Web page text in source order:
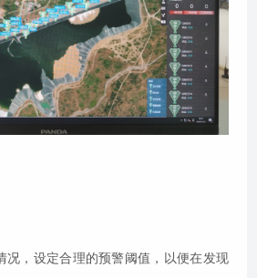
况，设定合理的预警阈值，以便在发现